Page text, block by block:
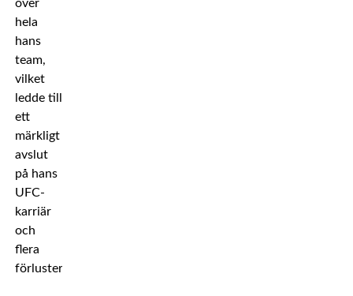
över
hela
hans
team,
vilket
ledde till
ett
märkligt
avslut
på hans
UFC-
karriär
och
flera
förluster.